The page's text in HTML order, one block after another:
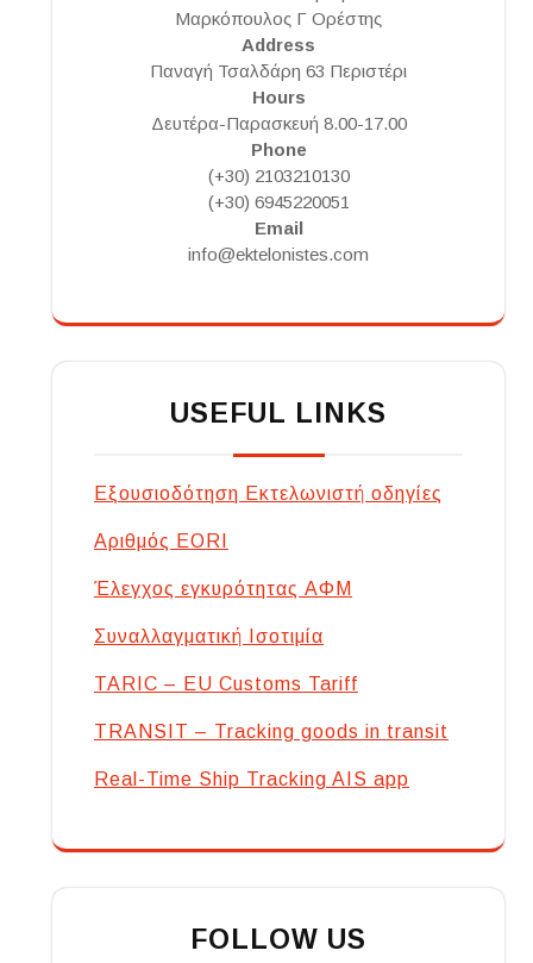
Μαρκόπουλος Γ Ορέστης
Address
Παναγή Τσαλδάρη 63 Περιστέρι
Hours
Δευτέρα-Παρασκευή 8.00-17.00
Phone
(+30) 2103210130
(+30) 6945220051
Email
info@ektelonistes.com
USEFUL LINKS
Εξουσιοδότηση Εκτελωνιστή οδηγίες
Αριθμός EORI
Έλεγχος εγκυρότητας ΑΦΜ
Συναλλαγματική Ισοτιμία
TARIC – EU Customs Tariff
TRANSIT – Tracking goods in transit
Real-Time Ship Tracking AIS app
FOLLOW US